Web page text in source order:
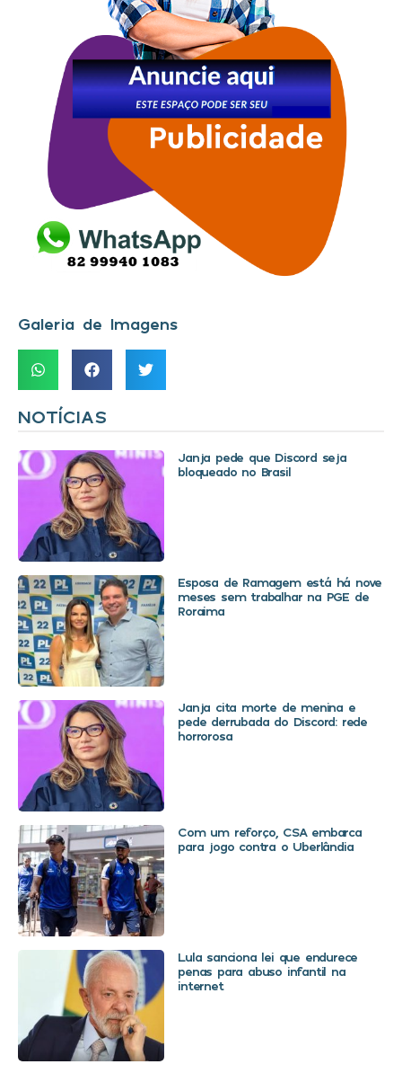
Galeria de Imagens
NOTÍCIAS
Janja pede que Discord seja
bloqueado no Brasil
Esposa de Ramagem está há nove
meses sem trabalhar na PGE de
Roraima
Janja cita morte de menina e
pede derrubada do Discord: rede
horrorosa
Com um reforço, CSA embarca
para jogo contra o Uberlândia
Lula sanciona lei que endurece
penas para abuso infantil na
internet